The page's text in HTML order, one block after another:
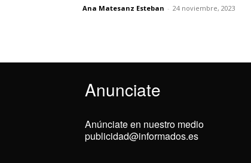
Ana Matesanz Esteban - 24 noviembre, 2023
Anunciate
Anúnciate en nuestro medio
publicidad@informados.es